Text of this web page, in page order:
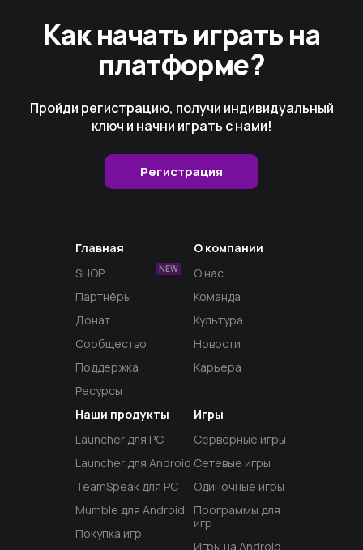
Как начать играть на
платформе?
Пройди регистрацию, получи индивидуальный
ключ и начни играть с нами!
Регистрация
Главная
SHOP
NEW
Партнёры
Донат
Сообщество
Поддержка
Ресурсы
Наши продукты
Launcher для PC
Launcher для Android
TeamSpeak для PC
Mumble для Android
Покупка игр
Игры
Серверные игры
Сетевые игры
Одиночные игры
Программы для
игр
Игры на Android
О компании
О нас
Команда
Культура
Новости
Карьера